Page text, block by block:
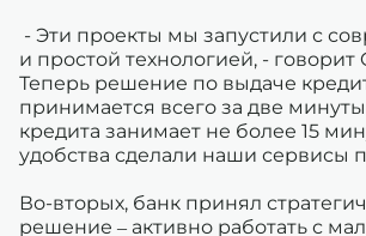
- Эти проекты мы запустили с
и простой технологией, - говорит
Теперь решение по выдаче
принимается всего за две
кредита занимает не более 15
удобства сделали наши сервисы
Во-вторых, банк принял
решение – активно работать с